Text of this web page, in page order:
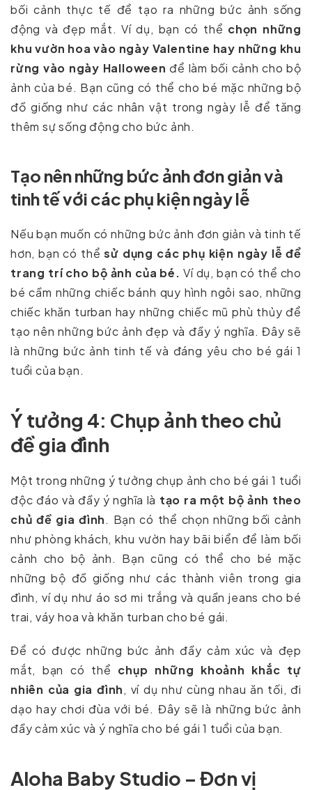
bối cảnh thực tế để tạo ra những bức ảnh sống
động và đẹp mắt. Ví dụ, bạn có thể chọn những
khu vườn hoa vào ngày Valentine hay những khu
rừng vào ngày Halloween để làm bối cảnh cho bộ
ảnh của bé. Bạn cũng có thể cho bé mặc những bộ
đồ giống như các nhân vật trong ngày lễ để tăng
thêm sự sống động cho bức ảnh.
Tạo nên những bức ảnh đơn giản và
tinh tế với các phụ kiện ngày lễ
Nếu bạn muốn có những bức ảnh đơn giản và tinh tế
hơn, bạn có thể sử dụng các phụ kiện ngày lễ để
trang trí cho bộ ảnh của bé. Ví dụ, bạn có thể cho
bé cầm những chiếc bánh quy hình ngôi sao, những
chiếc khăn turban hay những chiếc mũ phù thủy để
tạo nên những bức ảnh đẹp và đầy ý nghĩa. Đây sẽ
là những bức ảnh tinh tế và đáng yêu cho bé gái 1
tuổi của bạn.
Ý tưởng 4: Chụp ảnh theo chủ
đề gia đình
Một trong những ý tưởng chụp ảnh cho bé gái 1 tuổi
độc đáo và đầy ý nghĩa là tạo ra một bộ ảnh theo
chủ đề gia đình. Bạn có thể chọn những bối cảnh
như phòng khách, khu vườn hay bãi biển để làm bối
cảnh cho bộ ảnh. Bạn cũng có thể cho bé mặc
những bộ đồ giống như các thành viên trong gia
đình, ví dụ như áo sơ mi trắng và quần jeans cho bé
trai, váy hoa và khăn turban cho bé gái.
Để có được những bức ảnh đầy cảm xúc và đẹp
mắt, bạn có thể chụp những khoảnh khắc tự
nhiên của gia đình, ví dụ như cùng nhau ăn tối, đi
dạo hay chơi đùa với bé. Đây sẽ là những bức ảnh
đầy cảm xúc và ý nghĩa cho bé gái 1 tuổi của bạn.
Aloha Baby Studio – Đơn vị